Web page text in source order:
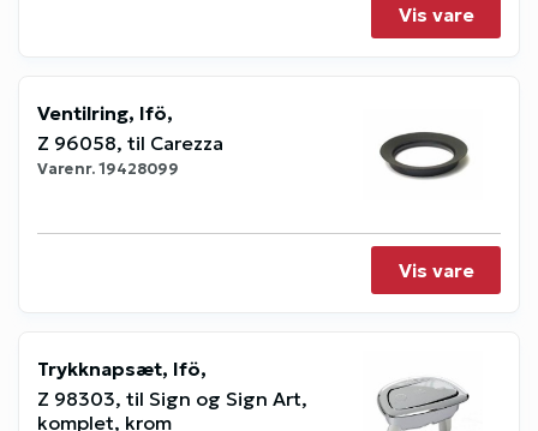
Vis vare
Ventilring, Ifö,
Z 96058, til Carezza
Varenr.19428099
Vis vare
Trykknapsæt, Ifö,
Z 98303, til Sign og Sign Art,
komplet, krom